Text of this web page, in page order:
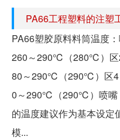
PA66工程塑料的注塑
PA66塑胶原料料筒温度
260～290℃（280℃）
80～290℃（290℃）区
0～290℃（290℃）喷
的温度建议作为基本设定
模...